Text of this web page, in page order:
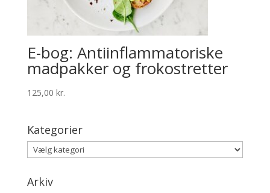
E-bog: Antiinflammatoriske
madpakker og frokostretter
125,00 kr.
Kategorier
Kategorier
Arkiv